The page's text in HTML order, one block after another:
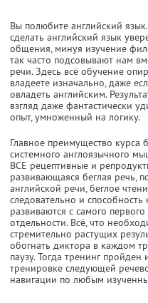
Вы полюбите английский
сделать английский язык
общения, минуя изучение
так часто подсовывают нам
речи. Здесь всё обучение
владеете изначально, даже
овладеть английским.
взгляд даже фантастически
опыт, умноженный на логику.
Главное преимущество курса
системного англоязычного
ВСЕ рецептивные и
развивающаяся беглая речь,
английской речи, беглое
следовательно и
развиваются с самого
отдельности. Всё, что
стремительно растущих
обогнать диктора в каждом
паузу. Тогда тренинг
тренировке следующей
навигации по любым